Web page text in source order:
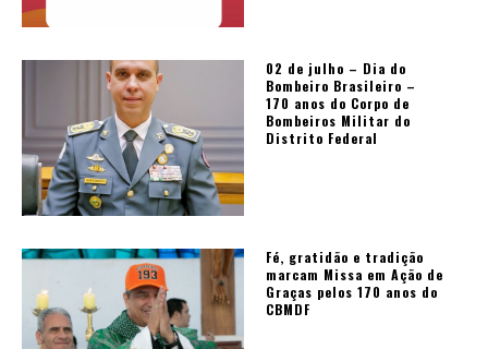
02 de julho – Dia do
Bombeiro Brasileiro –
170 anos do Corpo de
Bombeiros Militar do
Distrito Federal
Fé, gratidão e tradição
marcam Missa em Ação de
Graças pelos 170 anos do
CBMDF